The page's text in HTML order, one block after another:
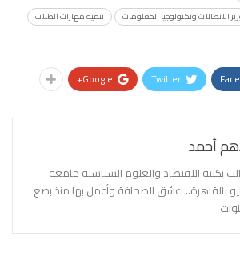
الاتصالات وتكنولوجيا المعلومات
تنمية مهارات الطلاب
Twitter
Google+
أحمد
بكلية الاقتصاد والعلوم السياسية جامعة
بالقاهرة.. اعشق الصحافة وأعمل بها منذ بضع